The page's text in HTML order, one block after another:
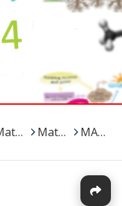
Matematiikka Matikka / Minna MAA13